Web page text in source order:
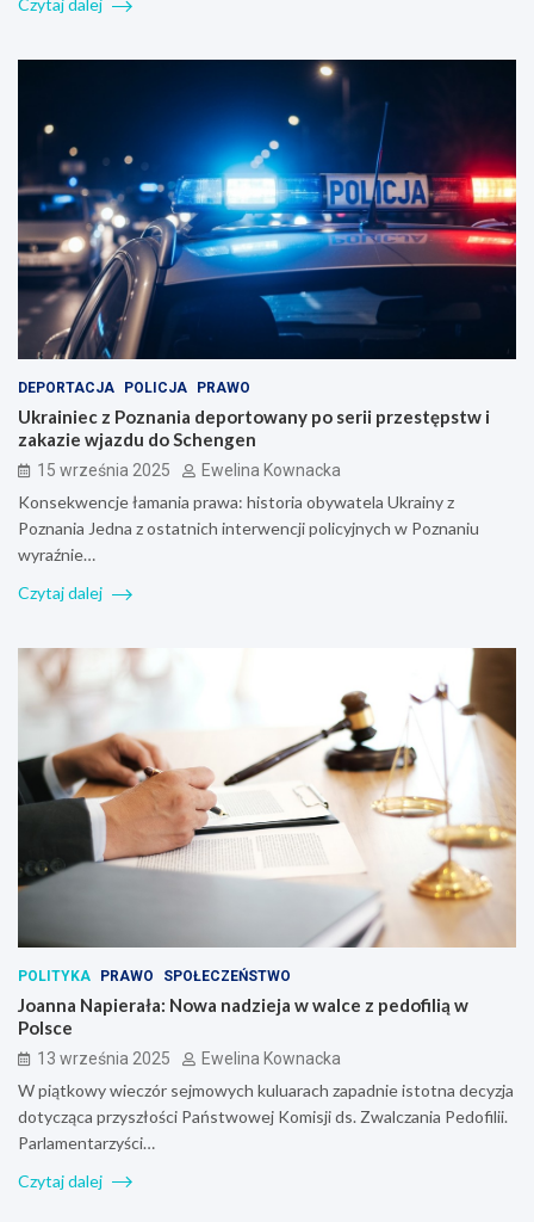
Czytaj dalej
DEPORTACJA POLICJA PRAWO
Ukrainiec z Poznania deportowany po serii przestępstw i
zakazie wjazdu do Schengen
15 września 2025 Ewelina Kownacka
Konsekwencje łamania prawa: historia obywatela Ukrainy z
Poznania Jedna z ostatnich interwencji policyjnych w Poznaniu
wyraźnie…
Czytaj dalej
POLITYKA PRAWO SPOŁECZEŃSTWO
Joanna Napierała: Nowa nadzieja w walce z pedofilią w
Polsce
13 września 2025 Ewelina Kownacka
W piątkowy wieczór sejmowych kuluarach zapadnie istotna decyzja
dotycząca przyszłości Państwowej Komisji ds. Zwalczania Pedofilii.
Parlamentarzyści…
Czytaj dalej